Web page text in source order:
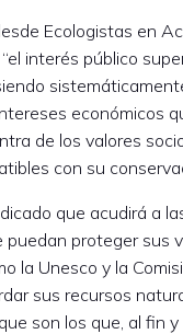
Ecologistas en
interés público
económicos
de los valores
con su
que acudirá a
puedan proteger sus
la Unesco y la
sus recursos
son los que, al fin y